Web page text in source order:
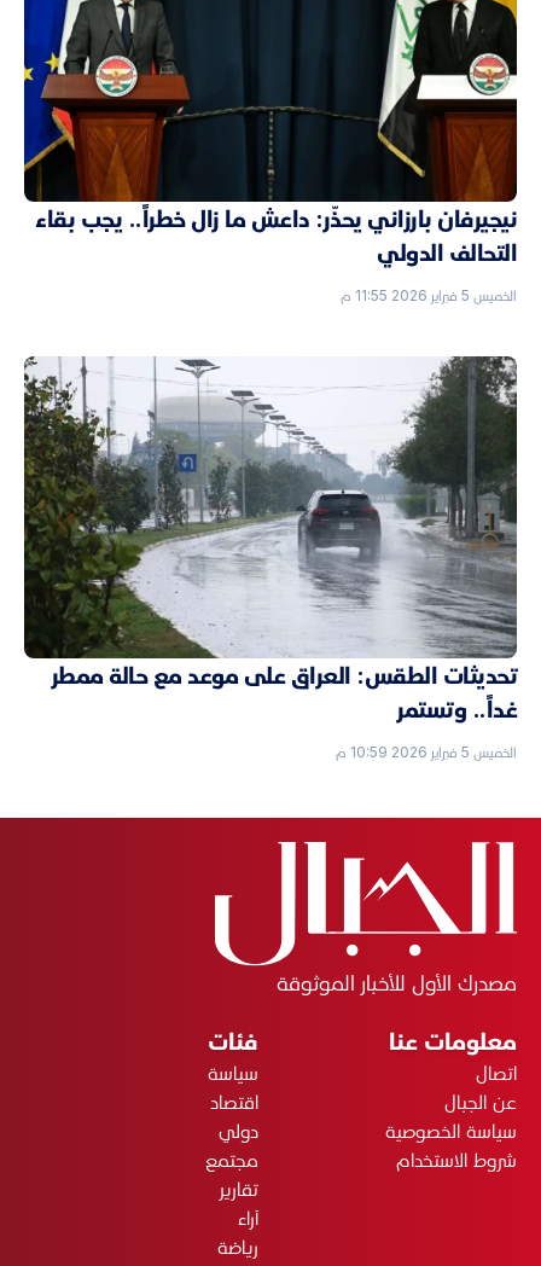
نيجيرفان بارزاني يحذّر: داعش ما زال خطراً.. يجب بقاء
التحالف الدولي
الخميس 5 فبراير 2026 11:55 م
تحديثات الطقس: العراق على موعد مع حالة ممطر
غداً.. وتستمر
الخميس 5 فبراير 2026 10:59 م
مصدرك الأول للأخبار الموثوقة
معلومات عنا
اتصال
عن الجبال
سياسة الخصوصية
شروط الاستخدام
فئات
سياسة
اقتصاد
دولي
مجتمع
تقارير
آراء
رياضة